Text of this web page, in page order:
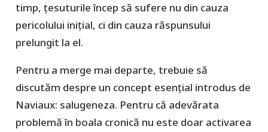
timp, țesuturile încep să sufere nu din cauza
pericolului inițial, ci din cauza răspunsului
prelungit la el.
Pentru a merge mai departe, trebuie să
discutăm despre un concept esențial introdus de
Naviaux: salugeneza. Pentru că adevărata
problemă în boala cronică nu este doar activarea